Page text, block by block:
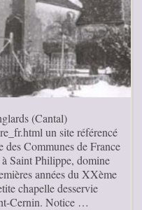
(Cantal)
un site référencé
Communes de France
à Saint Philippe, domine
années du XXème
chapelle desservie
Cernin. Notice …